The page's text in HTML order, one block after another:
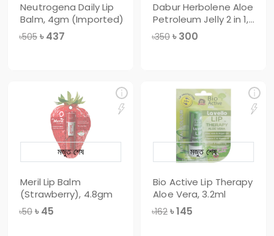
Neutrogena Daily Lip
Balm, 4gm (Imported)
৳505 ৳ 437
Dabur Herbolene Aloe
Petroleum Jelly 2 in 1,
115ml
৳350 ৳ 300
Meril Lip Balm
(Strawberry), 4.8gm
৳50 ৳ 45
মজুত শেষ
Bio Active Lip Therapy
Aloe Vera, 3.2ml
৳162 ৳145
মজুত শেষ